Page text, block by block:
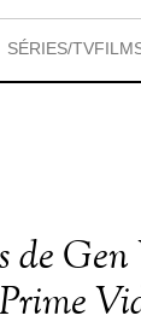
SÉRIES/
de